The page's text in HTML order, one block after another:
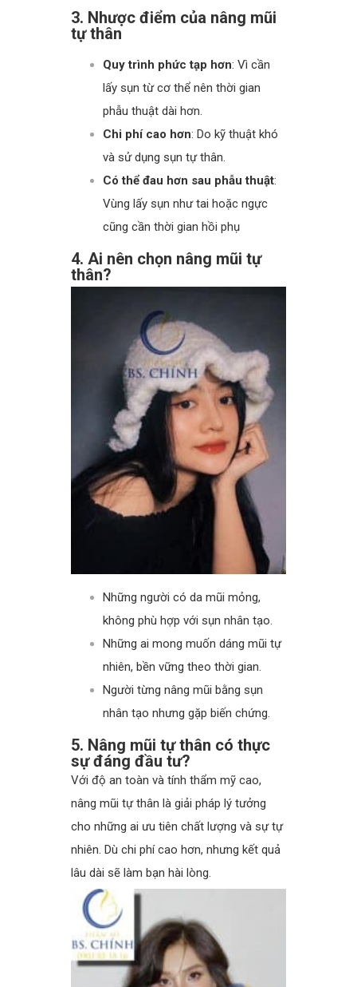
3. Nhược điểm của nâng mũi
tự thân
Quy trình phức tạp hơn: Vì cần
lấy sụn từ cơ thể nên thời gian
phẫu thuật dài hơn.
Chi phí cao hơn: Do kỹ thuật khó
và sử dụng sụn tự thân.
Có thể đau hơn sau phẫu thuật:
Vùng lấy sụn như tai hoặc ngực
cũng cần thời gian hồi phụ
4. Ai nên chọn nâng mũi tự
thân?
Những người có da mũi mỏng,
không phù hợp với sụn nhân tạo.
Những ai mong muốn dáng mũi tự
nhiên, bền vững theo thời gian.
Người từng nâng mũi bằng sụn
nhân tạo nhưng gặp biến chứng.
5. Nâng mũi tự thân có thực
sự đáng đầu tư?
Với độ an toàn và tính thẩm mỹ cao,
nâng mũi tự thân là giải pháp lý tưởng
cho những ai ưu tiên chất lượng và sự tự
nhiên. Dù chi phí cao hơn, nhưng kết quả
lâu dài sẽ làm bạn hài lòng.